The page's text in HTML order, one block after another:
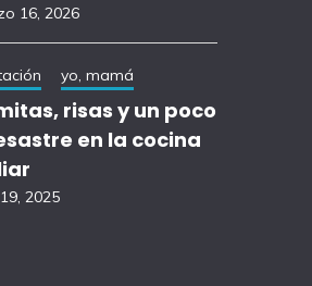
16, 2026
yo, mamá
risas y un poco
en la cocina
2025